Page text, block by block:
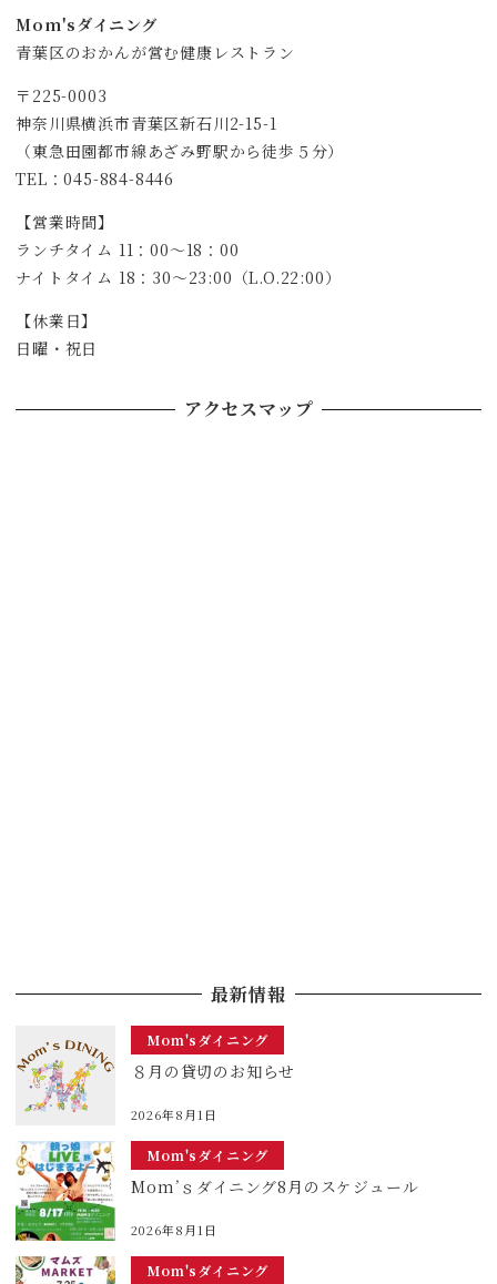
Mom'sダイニング
青葉区のおかんが営む健康レストラン
〒225-0003
神奈川県横浜市青葉区新石川2-15-1
（東急田園都市線あざみ野駅から徒歩５分）
TEL：045-884-8446
【営業時間】
ランチタイム 11：00～18：00
ナイトタイム 18：30～23:00（L.O.22:00）
【休業日】
日曜・祝日
アクセスマップ
最新情報
Mom'sダイニング
８月の貸切のお知らせ
2026年8月1日
Mom'sダイニング
Mom’ｓダイニング8月のスケジュール
2026年8月1日
Mom'sダイニング